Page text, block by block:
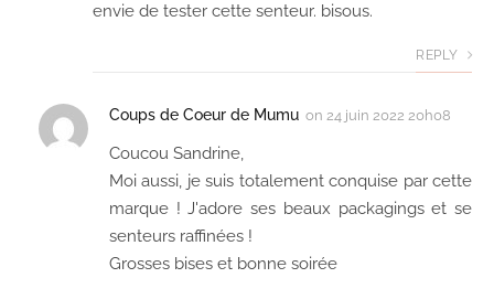
envie de tester cette senteur. bisous.
REPLY
Coups de Coeur de Mumu on 24 juin 2022 20h08
Coucou Sandrine,
Moi aussi, je suis totalement conquise par cette
marque ! J'adore ses beaux packagings et se
senteurs raffinées !
Grosses bises et bonne soirée